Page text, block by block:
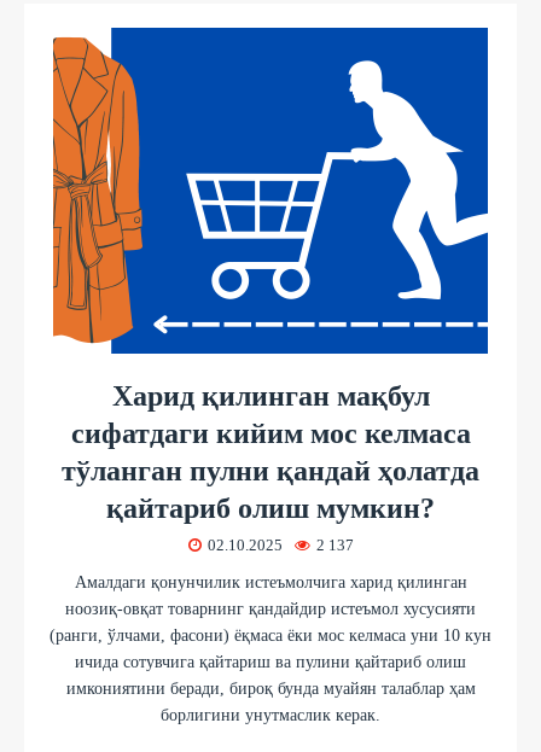
Харид қилинган мақбул
сифатдаги кийим мос келмаса
тўланган пулни қандай ҳолатда
қайтариб олиш мумкин?
02.10.2025 2 137
Амалдаги қонунчилик истеъмолчига харид қилинган
ноозиқ-овқат товарнинг қандайдир истеъмол хусусияти
(ранги, ўлчами, фасони) ёқмаса ёки мос келмаса уни 10 кун
ичида сотувчига қайтариш ва пулини қайтариб олиш
имкониятини беради, бироқ бунда муайян талаблар ҳам
борлигини унутмаслик керак.